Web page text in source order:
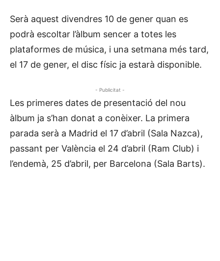
Serà aquest divendres 10 de gener quan es
podrà escoltar l’àlbum sencer a totes les
plataformes de música, i una setmana més tard,
el 17 de gener, el disc físic ja estarà disponible.
- Publicitat -
Les primeres dates de presentació del nou
àlbum ja s’han donat a conèixer. La primera
parada serà a Madrid el 17 d’abril (Sala Nazca),
passant per València el 24 d’abril (Ram Club) i
l’endemà, 25 d’abril, per Barcelona (Sala Barts).